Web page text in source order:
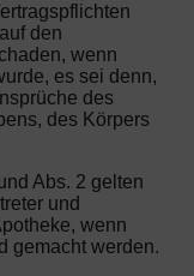
den
wenn
es sei denn,
des
des Körpers
Abs. 2 gelten
und
wenn
gemacht werden.